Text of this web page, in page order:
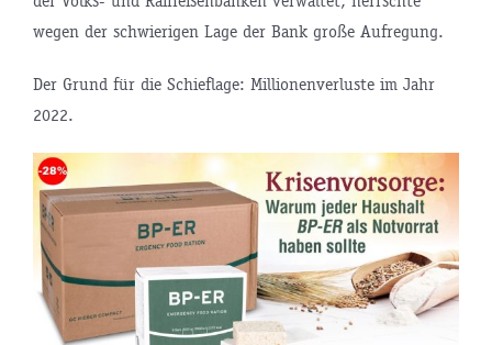
wegen der schwierigen Lage der Bank große Aufregung.
Der Grund für die Schieflage: Millionenverluste im Jahr
2022.